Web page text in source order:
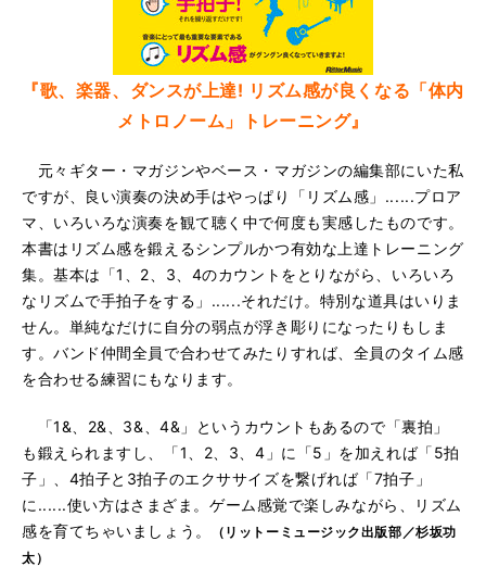
『歌、楽器、ダンスが上達! リズム感が良くなる「体内
メトロノーム」トレーニング』
元々ギター・マガジンやベース・マガジンの編集部にいた私
ですが、良い演奏の決め手はやっぱり「リズム感」......プロア
マ、いろいろな演奏を観て聴く中で何度も実感したものです。
本書はリズム感を鍛えるシンプルかつ有効な上達トレーニング
集。基本は「1、2、3、4のカウントをとりながら、いろいろ
なリズムで手拍子をする」......それだけ。特別な道具はいりま
せん。単純なだけに自分の弱点が浮き彫りになったりもしま
す。バンド仲間全員で合わせてみたりすれば、全員のタイム感
を合わせる練習にもなります。
「1&、2&、3&、4&」というカウントもあるので「裏拍」
も鍛えられますし、「1、2、3、4」に「5」を加えれば「5拍
子」、4拍子と3拍子のエクササイズを繋げれば「7拍子」
に......使い方はさまざま。ゲーム感覚で楽しみながら、リズム
感を育てちゃいましょう。
（リットーミュージック出版部／杉坂功
太）